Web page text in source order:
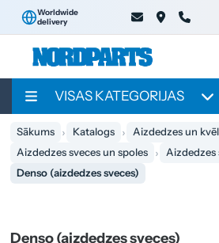
Worldwide
delivery
VISAS KATEGORIJAS
Sākums Katalogs
Aizdedzes un
Aizdedzes sveces un spoles
Aizdedzes
Denso (aizdedzes sveces)
Denso (aizdedzes sveces)